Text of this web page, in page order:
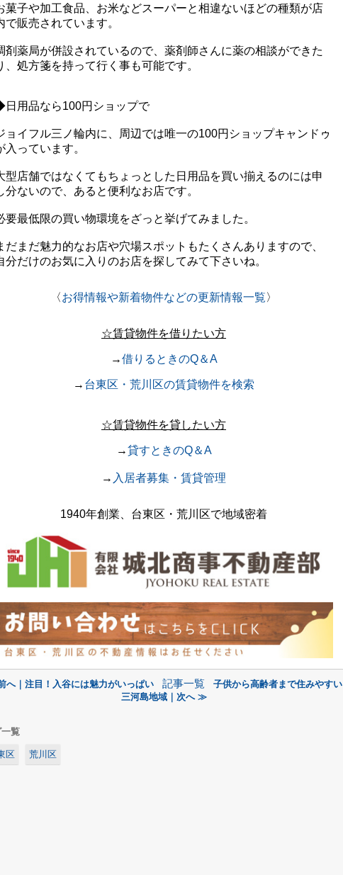
菓子や加工食品、お米などスーパーと相違ないほどの種類が店
で販売されています。
剤薬局が併設されているので、薬剤師さんに薬の相談ができた
、処方箋を持って行く事も可能です。
用品なら100円ショップで
ョイフル三ノ輪内に、周辺では唯一の100円ショップキャンドゥ
入っています。
型店舗ではなくてもちょっとした日用品を買い揃えるのには申
分ないので、あると便利なお店です。
要最低限の買い物環境をざっと挙げてみました。
だまだ魅力的なお店や穴場スポットもたくさんありますので、
分だけのお気に入りのお店を探してみて下さいね。
〈お得情報や新着物件などの更新情報一覧〉
☆賃貸物件を借りたい方
→借りるときのQ＆A
→ 台東区・荒川区の賃貸物件を検索
☆賃貸物件を貸したい方
→貸すときのQ＆A
→ 入居者募集・賃貸管理
1940年創業、台東区・荒川区で地域密着
へ｜注目！入谷には魅力がいっぱい 記事一覧
子供から高齢者まで住みやすい
三河島地域｜次へ ≫
覧
区 荒川区